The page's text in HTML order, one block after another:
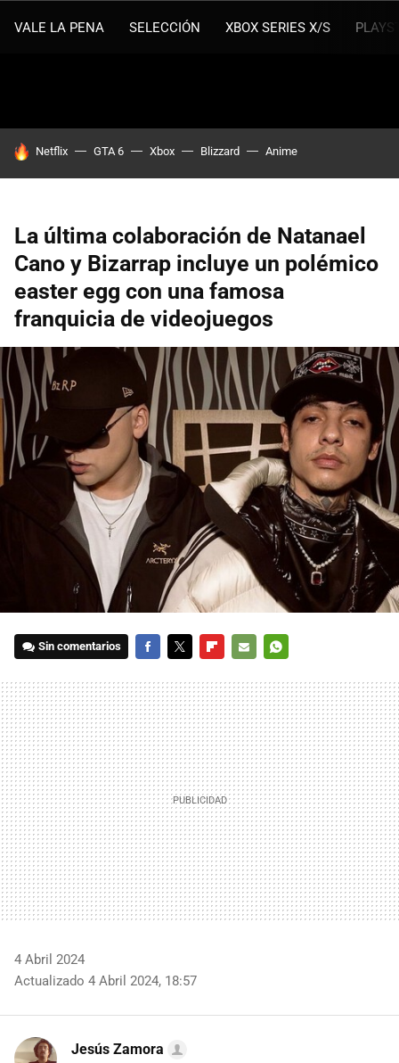
VALE LA PENA SELECCIÓN XBOX SERIES X/S
HOY SE HABLA DE
Netflix GTA 6 Xbox Blizzard Anime
La última colaboración de Natanael
Cano y Bizarrap incluye un polémico
easter egg con una famosa
franquicia de videojuegos
Sin comentarios
MAIL
4 Abril 2024
Actualizado 4 Abril 2024, 18:57
Jesús Zamora